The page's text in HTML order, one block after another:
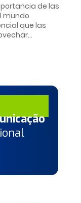
de las
mundo
que las